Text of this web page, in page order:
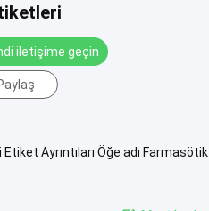
iletişime geçin
Ayrıntıları Öğe adı Farmasötik